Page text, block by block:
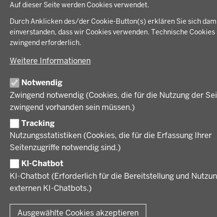
Auf dieser Seite werden Cookies verwendet.
Durch Anklicken des/der Cookie-Button(s) erklären Sie sich
einverstanden, dass wir Cookies verwenden. Technische Cookies
zwingend erforderlich.
Weitere Informationen
Notwendig
Zwingend notwendig (Cookies, die für die Nutzung der
zwingend vorhanden sein müssen.)
Tracking
Nutzungsstatistiken (Cookies, die für die Erfassung Ihrer
Seitenzugriffe notwendig sind.)
KI-Chatbot
KI-Chatbot (Erforderlich für die Bereitstellung und
externen KI-Chatbots.)
Ausgewählte Cookies akzeptieren